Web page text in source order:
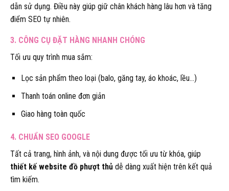
dẫn sử dụng. Điều này giúp giữ chân khách hàng lâu hơn và tăng
điểm SEO tự nhiên.
3. CÔNG CỤ ĐẶT HÀNG NHANH CHÓNG
Tối ưu quy trình mua sắm:
Lọc sản phẩm theo loại (balo, găng tay, áo khoác, lều…)
Thanh toán online đơn giản
Giao hàng toàn quốc
4. CHUẨN SEO GOOGLE
Tất cả trang, hình ảnh, và nội dung được tối ưu từ khóa, giúp
thiết kế website đồ phượt thủ dễ dàng xuất hiện trên kết quả
tìm kiếm.